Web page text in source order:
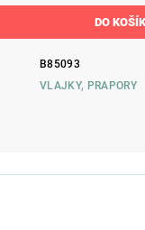
B85093
VLAJKY, PRAPORY